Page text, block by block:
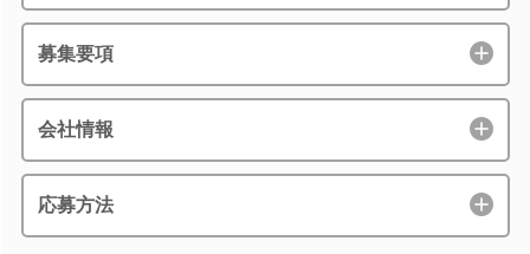
募集要項
会社情報
応募方法